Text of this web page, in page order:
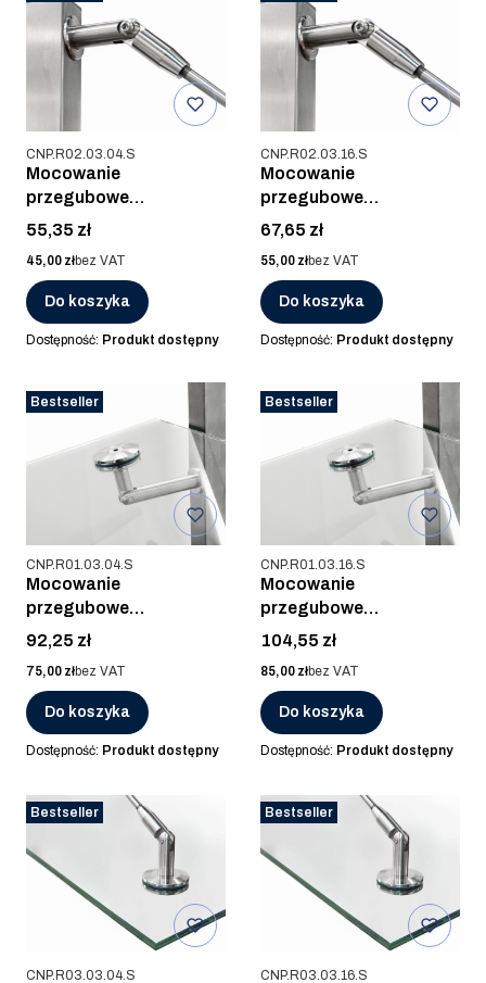
Kod produktu
CNP.R02.03.04.S
Mocowanie
przegubowe
ściana/naciąg, AISI 304,
SZLIF
Cena
55,35 zł
Cena
45,00 złbez VAT
Do koszyka
Dostępność: Produkt dostępny
Kod produktu
CNP.R02.03.16.S
Mocowanie
przegubowe
ściana/naciąg, AISI 316,
SZLIF
Cena
67,65 zł
Cena
55,00 złbez VAT
Do koszyka
Dostępność: Produkt dostępny
Bestseller
Kod produktu
CNP.R01.03.04.S
Mocowanie
przegubowe
ściana/szkło, AISI 304,
SZLIF
Cena
92,25 zł
Cena
75,00 złbez VAT
Do koszyka
Dostępność: Produkt dostępny
Bestseller
Kod produktu
CNP.R01.03.16.S
Mocowanie
przegubowe
ściana/szkło, AISI 316,
SZLIF
Cena
104,55 zł
Cena
85,00 złbez VAT
Do koszyka
Dostępność: Produkt dostępny
Bestseller
Kod produktu
CNP.R03.03.04.S
Bestseller
Kod produktu
CNP.R03.03.16.S